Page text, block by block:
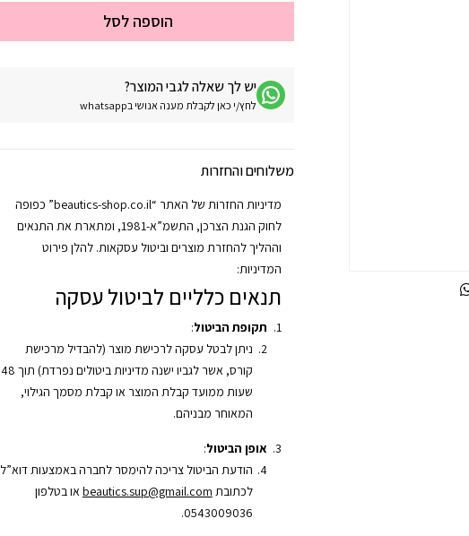
הוספה לסל
יש לך שאלה לגבי המוצר?
לחץ/י כאן לקבלת מענה אנושי בwhatsapp
משלוחים והחזרות
מדיניות החזרות של האתר “beautics-shop.co.il” כפופה
לחוק הגנת הצרכן, התשמ”א-1981, ומתארת את התנאים
וההליך להחזרת מוצרים וביטול עסקאות. להלן פירוט
המדיניות:
תנאים כלליים לביטול עסקה
תקופת הביטול:
ניתן לבטל עסקה לרכישת מוצר (להבדיל מרכישת
קורס, אשר לגביו ישנה מדיניות ביטולים נפרדת) תוך 48
שעות ממועד קבלת המוצר או קבלת מסמך הגילוי,
המאוחר מבניהם.
אופן הביטול:
הודעת הביטול צריכה להימסר לחברה באמצעות דוא”ל
לכתובת beautics.sup@gmail.com או בטלפון
0543009036.